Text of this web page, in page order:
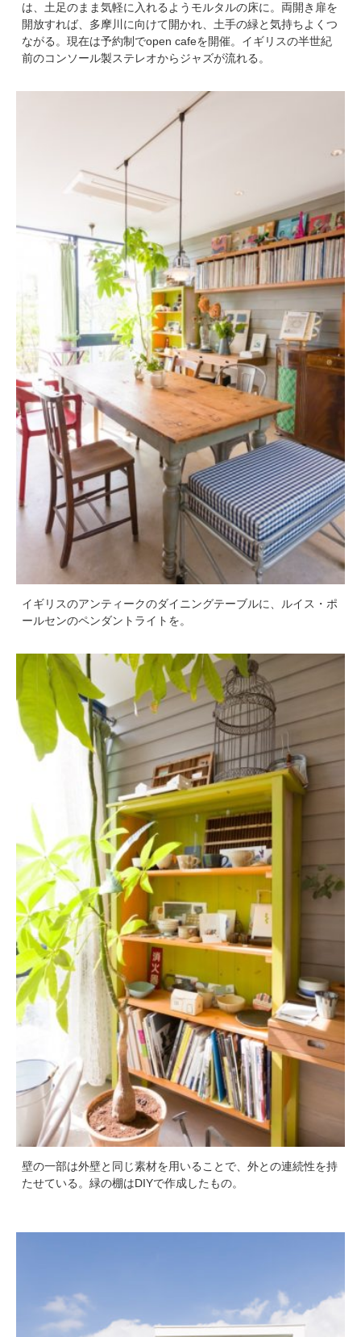
は、土足のまま気軽に入れるようモルタルの床に。両開き扉を
開放すれば、多摩川に向けて開かれ、土手の緑と気持ちよくつ
ながる。現在は予約制でopen cafeを開催。イギリスの半世紀
前のコンソール製ステレオからジャズが流れる。
イギリスのアンティークのダイニングテーブルに、ルイス・ポ
ールセンのペンダントライトを。
壁の一部は外壁と同じ素材を用いることで、外との連続性を持
たせている。緑の棚はDIYで作成したもの。